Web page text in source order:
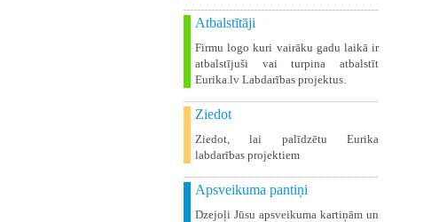
Atbalstītāji
Firmu logo kuri vairāku gadu laikā ir
atbalstījuši vai turpina atbalstīt
Eurika.lv Labdarības projektus.
Ziedot
Ziedot, lai palīdzētu Eurika
labdarības projektiem
Apsveikuma pantiņi
Dzejoļi Jūsu apsveikuma kartiņām un